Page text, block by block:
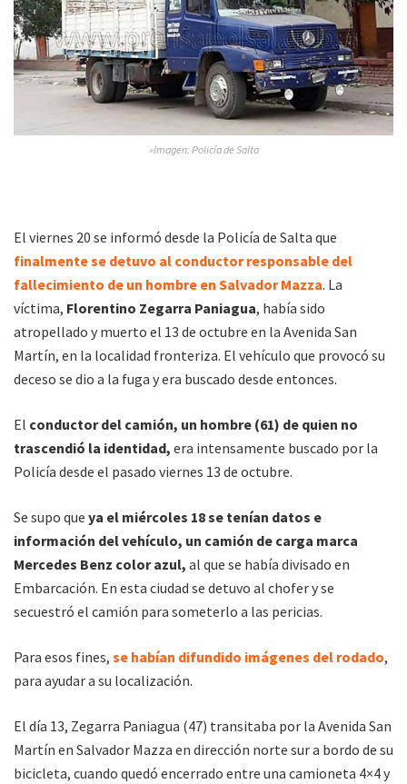
»Imagen: Policía de Salta
El viernes 20 se informó desde la Policía de Salta que
finalmente se detuvo al conductor responsable del
fallecimiento de un hombre en Salvador Mazza. La
víctima, Florentino Zegarra Paniagua, había sido
atropellado y muerto el 13 de octubre en la Avenida San
Martín, en la localidad fronteriza. El vehículo que provocó su
deceso se dio a la fuga y era buscado desde entonces.
El conductor del camión, un hombre (61) de quien no
trascendió la identidad, era intensamente buscado por la
Policía desde el pasado viernes 13 de octubre.
Se supo que ya el miércoles 18 se tenían datos e
información del vehículo, un camión de carga marca
Mercedes Benz color azul, al que se había divisado en
Embarcación. En esta ciudad se detuvo al chofer y se
secuestró el camión para someterlo a las pericias.
Para esos fines, se habían difundido imágenes del rodado,
para ayudar a su localización.
El día 13, Zegarra Paniagua (47) transitaba por la Avenida San
Martín en Salvador Mazza en dirección norte sur a bordo de su
bicicleta, cuando quedó encerrado entre una camioneta 4×4 y